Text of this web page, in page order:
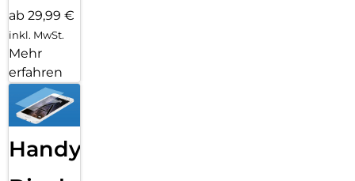
ab 29,99 €
inkl. MwSt.
Mehr
erfahren
Handy